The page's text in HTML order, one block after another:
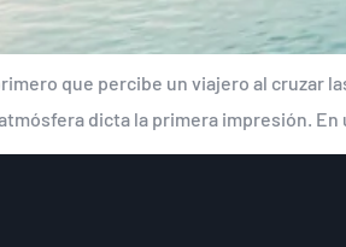
que percibe un viajero al cruzar
dicta la primera impresión.